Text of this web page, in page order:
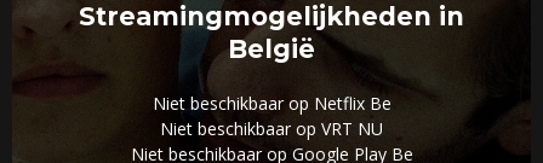
Streamingmogelijkheden in
België
Niet beschikbaar op Netflix Be
Niet beschikbaar op VRT NU
Niet beschikbaar op Google Play Be